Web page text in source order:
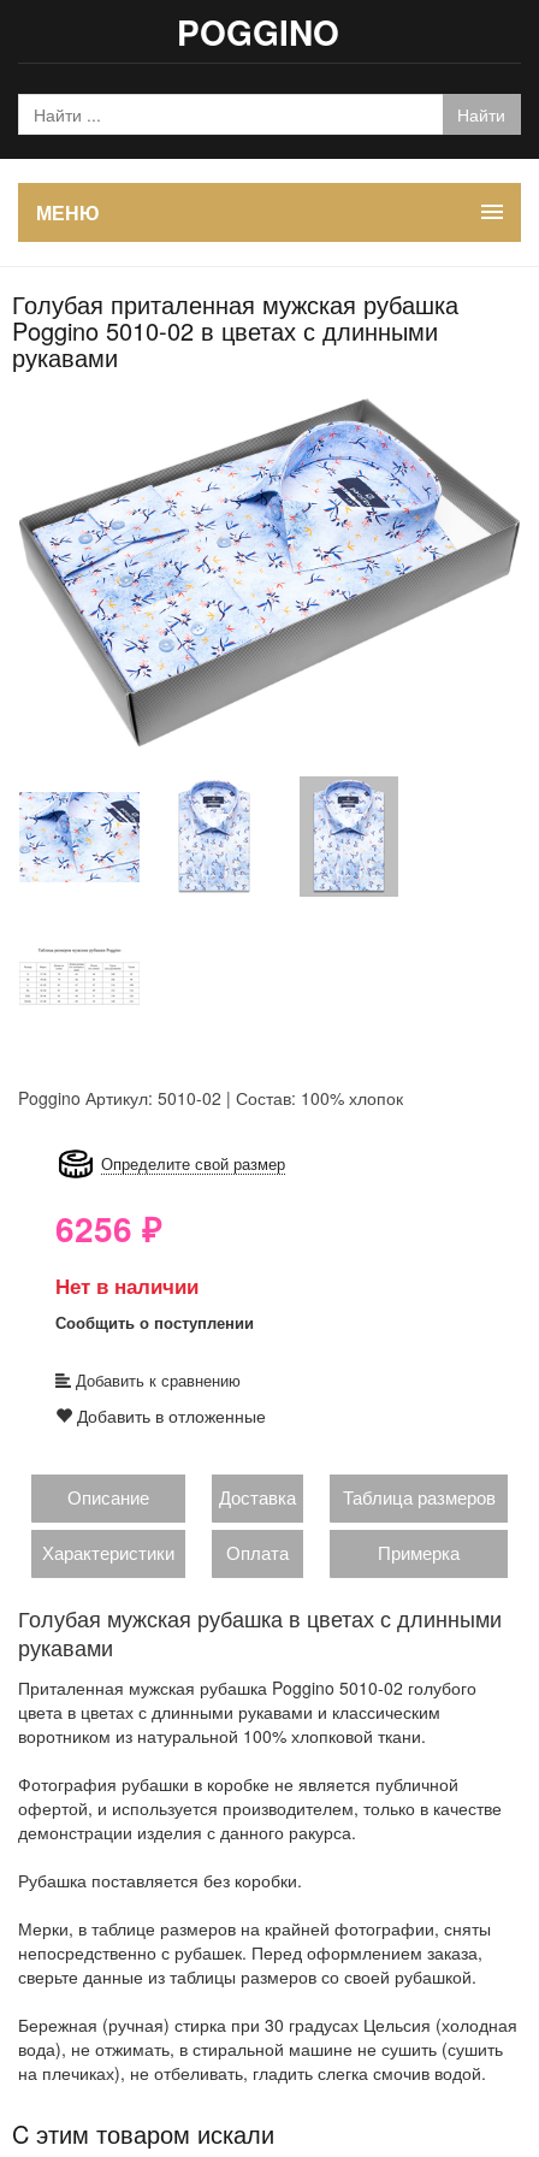
POGGINO
МЕНЮ
Голубая приталенная мужская рубашка
Poggino 5010-02 в цветах с длинными
рукавами
Poggino Артикул: 5010-02 | Состав: 100% хлопок
Определите свой размер
6256 ₽
Нет в наличии
Сообщить о поступлении
Добавить к сравнению
Добавить в отложенные
Описание Доставка Таблица размеров
Характеристики Оплата Примерка
Голубая мужская рубашка в цветах с длинными
рукавами
Приталенная мужская рубашка Poggino 5010-02 голубого
цвета в цветах с длинными рукавами и классическим
воротником из натуральной 100% хлопковой ткани.
Фотография рубашки в коробке не является публичной
офертой, и используется производителем, только в качестве
демонстрации изделия с данного ракурса.
Рубашка поставляется без коробки.
Мерки, в таблице размеров на крайней фотографии, сняты
непосредственно с рубашек. Перед оформлением заказа,
сверьте данные из таблицы размеров со своей рубашкой.
Бережная (ручная) стирка при 30 градусах Цельсия (холодная
вода), не отжимать, в стиральной машине не сушить (сушить
на плечиках), не отбеливать, гладить слегка смочив водой.
C этим товаром искали